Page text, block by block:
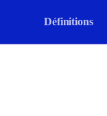
Définitions